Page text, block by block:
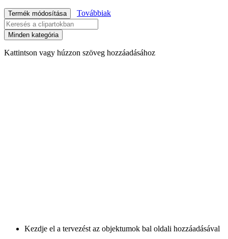
Termék módosítása Továbbiak
Minden kategória
Kattintson vagy húzzon szöveg hozzáadásához
Kezdje el a tervezést az objektumok bal oldali hozzáadásával